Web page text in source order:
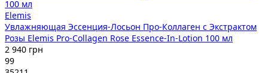
Elemis
Увлажняющая Эссенция-Лосьон Про-Коллаген с Экстрактом
Розы Elemis Pro-Collagen Rose Essence-In-Lotion 100 мл
2 940 грн
99